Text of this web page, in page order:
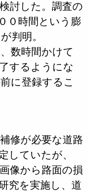
討した。調査の
０時間という膨
判明。
数時間かけて
するようにな
に登録するこ
修が必要な道路
していたが、
像から路面の損
究を実施し、道